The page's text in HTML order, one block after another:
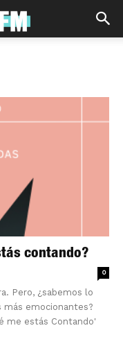
contando?
0
Pero, ¿sabemos lo
emocionantes?
me estás Contando'